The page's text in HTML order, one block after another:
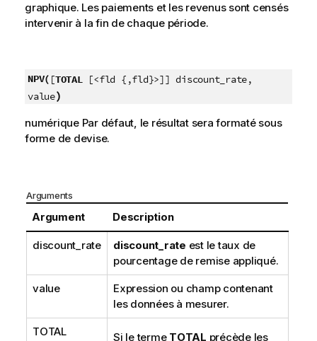
graphique. Les paiements et les revenus sont censés
intervenir à la fin de chaque période.
NPV( [TOTAL[<fld {,fld}>]] discount_rate,
value)
numérique Par défaut, le résultat sera formaté sous
forme de devise.
Arguments
Argument Description
discount_rate discount_rate est le taux de
pourcentage de remise appliqué.
value
Expression ou champ contenant
les données à mesurer.
TOTAL Si le terme TOTAL précède les